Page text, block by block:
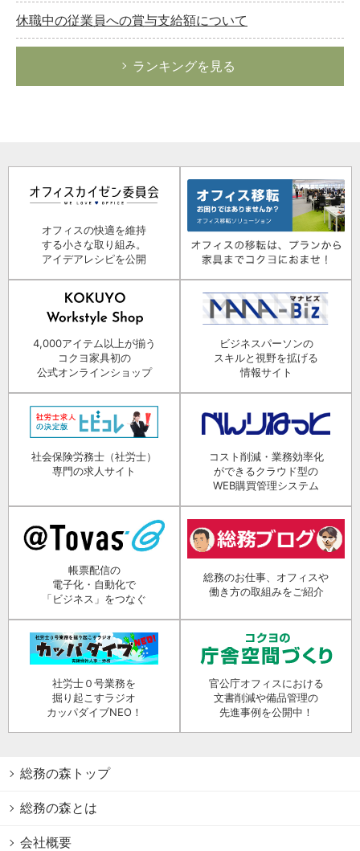
休職中の従業員への賞与支給額について
ランキングを見る
オフィスの快適を維持
する小さな取り組み。
アイデアレシピを公開
4,000アイテム以上が揃う
コクヨ家具初の
公式オンラインショップ
ビジネスパーソンの
スキルと視野を拡げる
情報サイト
社会保険労務士（社労士）
専門の求人サイト
コスト削減・業務効率化
ができるクラウド型の
WEB購買管理システム
帳票配信の
電子化・自動化で
「ビジネス」をつなぐ
総務のお仕事、オフィスや
働き方の取組みをご紹介
社労士０号業務を
掘り起こすラジオ
カッパダイブNEO！
官公庁オフィスにおける
文書削減や備品管理の
先進事例を公開中！
総務の森トップ
総務の森とは
会社概要